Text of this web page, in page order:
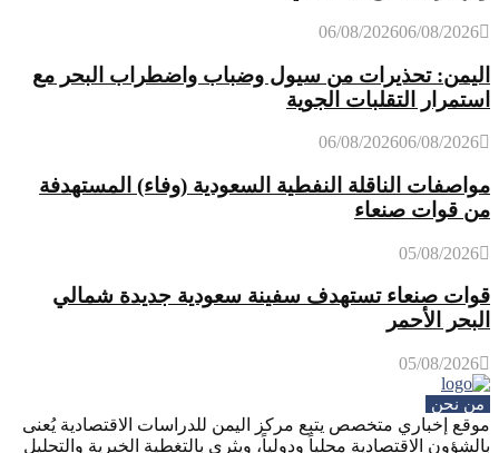
06/08/202606/08/2026
اليمن: تحذيرات من سيول وضباب واضطراب البحر مع
استمرار التقلبات الجوية
06/08/202606/08/2026
مواصفات الناقلة النفطية السعودية (وفاء) المستهدفة
من قوات صنعاء
05/08/2026
قوات صنعاء تستهدف سفينة سعودية جديدة شمالي
البحر الأحمر
05/08/2026
من نحن
موقع إخباري متخصص يتبع مركز اليمن للدراسات الاقتصادية يُعنى
بالشؤون الاقتصادية محلياً ودولياً، ويثري بالتغطية الخبرية والتحليل